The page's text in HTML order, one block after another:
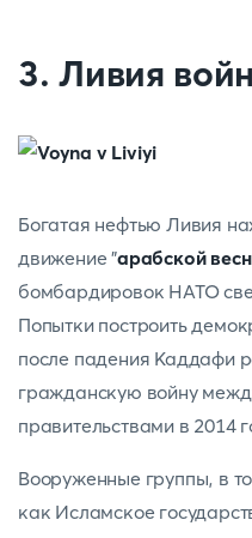
3. Ливия
Богатая нефтью Ливия
движение "арабской
бомбардировок НАТО
Попытки построить
после падения Каддафи
гражданскую войну
правительствами в 2014
Вооруженные группы, в
как Исламское